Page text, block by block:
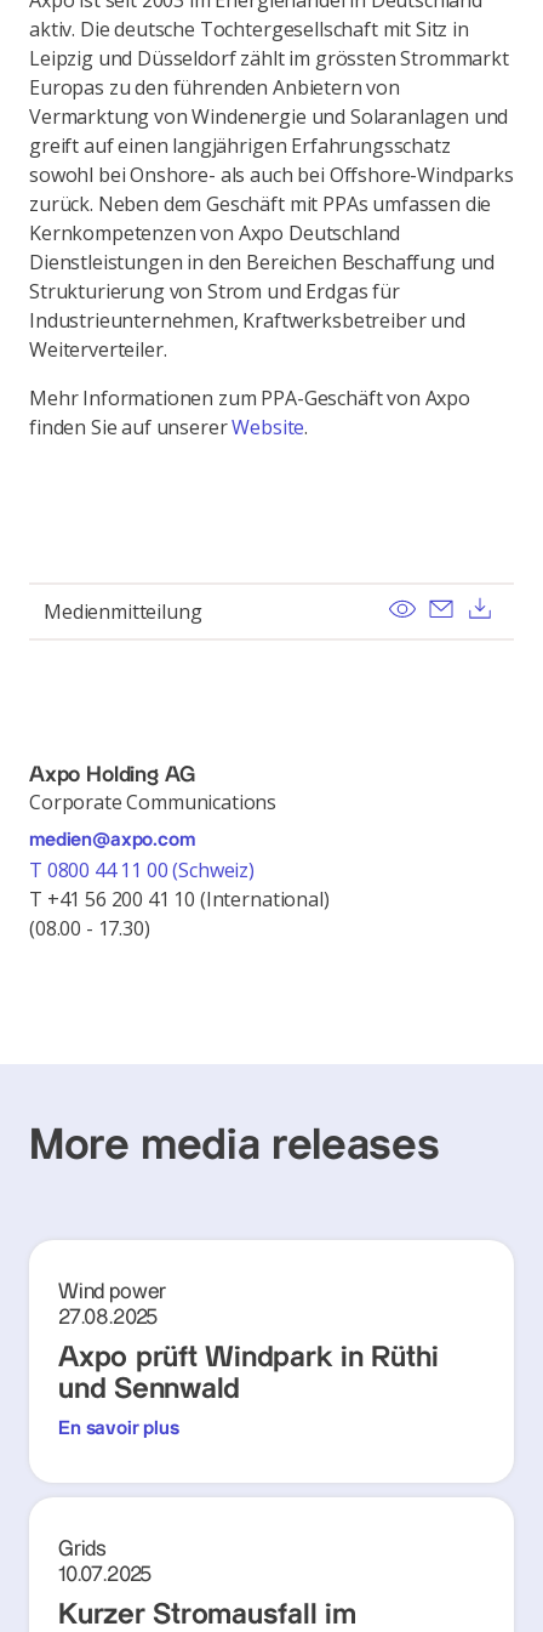
aktiv. Die deutsche Tochtergesellschaft mit Sitz in
Leipzig und Düsseldorf zählt im grössten Strommarkt
Europas zu den führenden Anbietern von
Vermarktung von Windenergie und Solaranlagen und
greift auf einen langjährigen Erfahrungsschatz
sowohl bei Onshore- als auch bei Offshore-Windparks
zurück. Neben dem Geschäft mit PPAs umfassen die
Kernkompetenzen von Axpo Deutschland
Dienstleistungen in den Bereichen Beschaffung und
Strukturierung von Strom und Erdgas für
Industrieunternehmen, Kraftwerksbetreiber und
Weiterverteiler.
Mehr Informationen zum PPA-Geschäft von Axpo
finden Sie auf unsererWebsite.
Medienmitteilung View Send
Axpo Holding AG
Corporate Communications
medien@axpo.com
T 0800 44 11 00 (Schweiz)
T +41 56 200 41 10 (International)
(08.00 - 17.30)
More media releases
Wind power
27.08.2025
Axpo prüft Windpark in Rüthi
und Sennwald
En savoir plus
Grids
10.07.2025
Kurzer Stromausfall im